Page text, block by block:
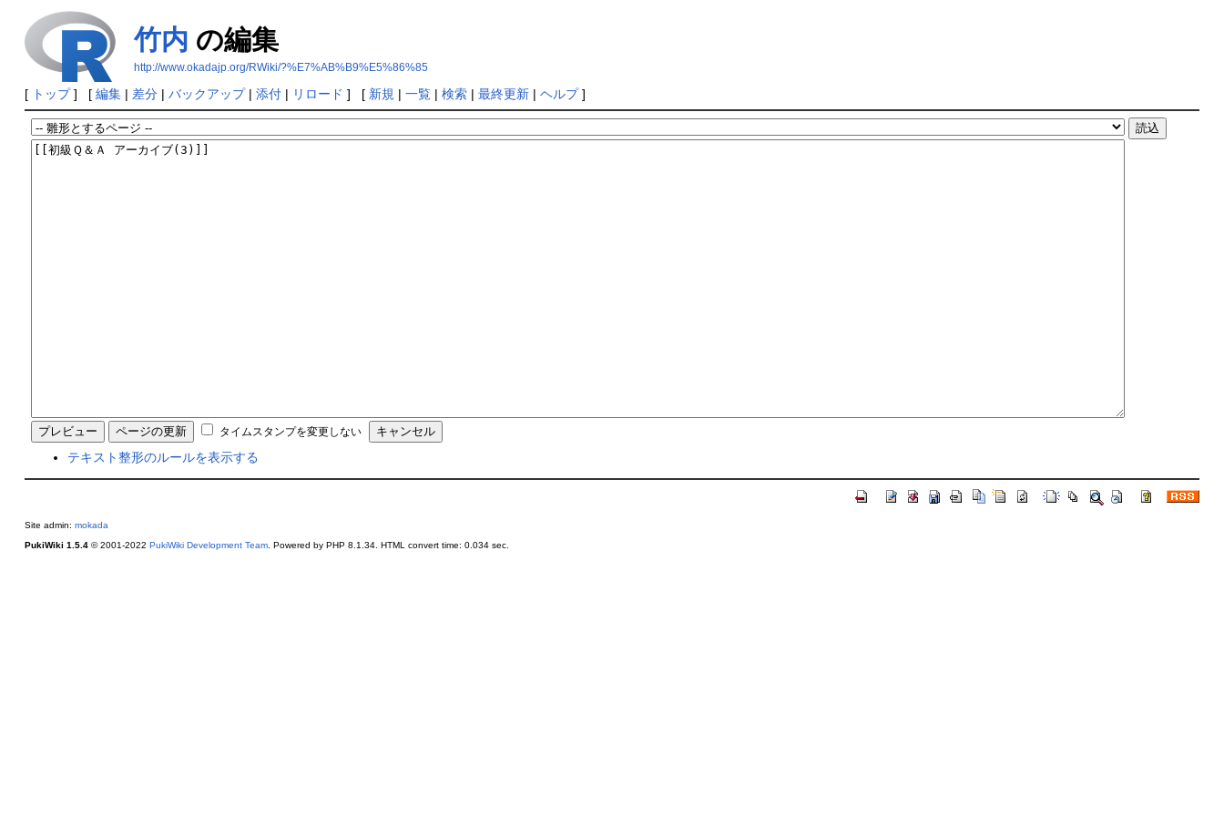
竹内 の編集
http://www.okadajp.org/RWiki/?%E7%AB%B9%E5%86%85
[ トップ] [ 編集| 差分| バックアップ| 添付| リロード ] [ 新規 | 一覧| 検索| 最終更新| ヘルプ]
タイムスタンプを変更しない
テキスト整形のルールを表示する
Site admin: mokada
PukiWiki 1.5.4© 2001-2022 PukiWiki Development Team. Powered by PHP 8.1.34. HTML convert time: 0.034 sec.